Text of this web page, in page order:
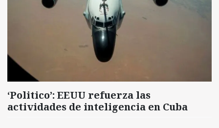
‘Politico’: EEUU refuerza las
actividades de inteligencia en Cuba